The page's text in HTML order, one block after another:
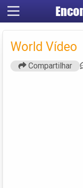
World Vídeo
Compartilhar